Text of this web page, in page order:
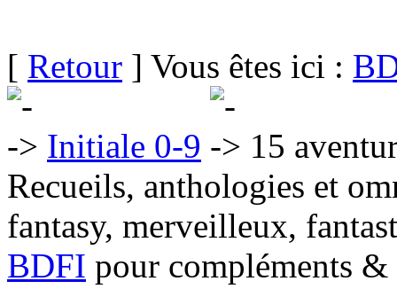
[ Retour ] Vous êtes ici :
Initiale 0-9
15
Recueils, anthologies et
fantasy, merveilleux,
BDFI pour compléments